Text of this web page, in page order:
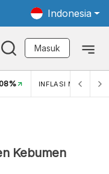
Indonesia
Masuk
INFLASI MOM (MEI)
Kebumen